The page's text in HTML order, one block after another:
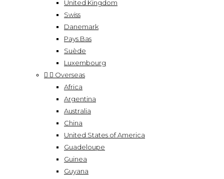
United Kingdom
Swiss
Danemark
Pays Bas
Suède
Luxembourg
  Overseas
Africa
Argentina
Australia
China
United States of America
Guadeloupe
Guinea
Guyana